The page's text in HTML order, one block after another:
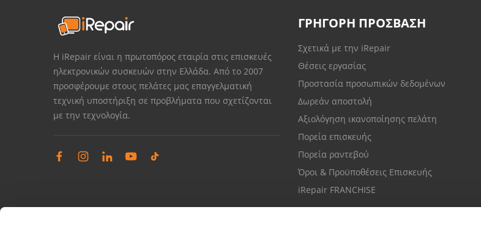
Η iRepair είναι η πρωτοπόρος εταιρία στις επισκευές
ηλεκτρονικών συσκευών στην Ελλάδα. Από το 2007
προσφέρουμε στους πελάτες μας επαγγελματική
τεχνική υποστήριξη σε προβλήματα που σχετίζονται
με την τεχνολογία.
ΓΡΗΓΟΡΗ ΠΡΟΣΒΑΣΗ
Σχετικά με την iRepair
Θέσεις εργασίας
Προστασία προσωπικών δεδομένων
Δωρεάν αποστολή
Αξιολόγηση ικανοποίησης πελάτη
Πορεία επισκευής
Πορεία ραντεβού
Όροι & Προϋποθέσεις Επισκευής
iRepair FRANCHISE